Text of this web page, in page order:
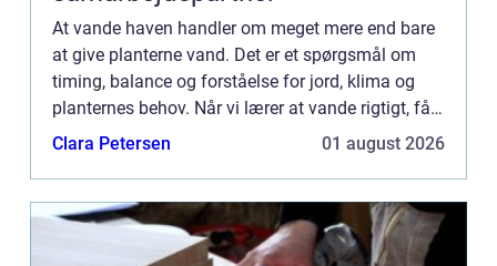
At vande haven handler om meget mere end bare
at give planterne vand. Det er et spørgsmål om
timing, balance og forståelse for jord, klima og
planternes behov. Når vi lærer at vande rigtigt, får
vi ikke bare sunde...
Clara Petersen 01 august 2026